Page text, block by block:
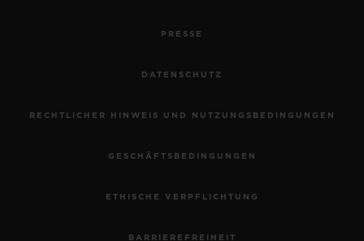
PRESSE
DATENSCHUTZ
RECHTLICHER HINWEIS UND NUTZUNGSBEDINGUNGEN
GESCHÄFTSBEDINGUNGEN
ETHISCHE VERPFLICHTUNG
BARRIEREFREIHEIT